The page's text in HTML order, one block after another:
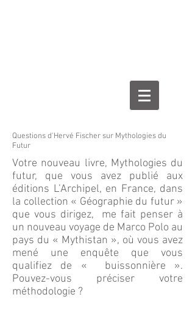
Votre nouveau livre, Mythologies du
futur, que vous avez publié aux
éditions L’Archipel, en France, dans
la collection « Géographie du futur »
que vous dirigez, me fait penser à
un nouveau voyage de Marco Polo au
pays du « Mythistan », où vous avez
mené une enquête que vous
qualifiez de « buissonnière ».
Pouvez-vous préciser votre
méthodologie ?
Questions d'Hervé Fischer sur Mythologies du
Futur